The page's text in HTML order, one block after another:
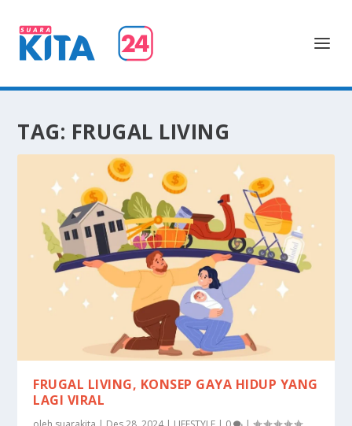
TAG: FRUGAL LIVING
FRUGAL LIVING, KONSEP GAYA HIDUP YANG
LAGI VIRAL